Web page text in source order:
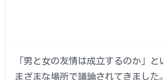
「男と女の友情は成立するのか」と
まざまな場所で議論されてきました